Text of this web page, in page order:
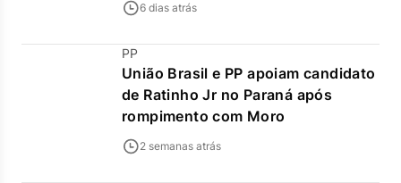
6 dias atrás
PP
União Brasil e PP apoiam candidato
de Ratinho Jr no Paraná após
rompimento com Moro
2 semanas atrás